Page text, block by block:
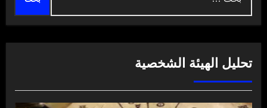
عن:
تحليل الهيئة الشخصية